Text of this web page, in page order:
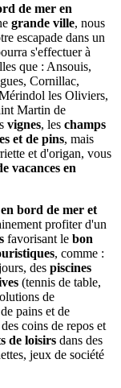
de mer en
grande ville, nous
escapade dans un
s'effectuer à
que : Ansouis,
Cornillac,
les Oliviers,
Martin de
vignes, les champs
et de pins, mais
et d'origan, vous
vacances en
bord de mer et
profiter d'un
favorisant le bon
, comme :
des piscines
(tennis de table,
de
pains et de
coins de repos et
de loisirs dans des
jeux de société